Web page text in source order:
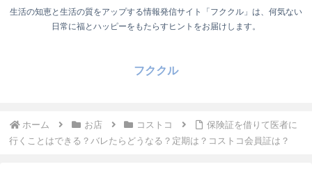
生活の知恵と生活の質をアップする情報発信サイト「フククル」は、何気ない
日常に福とハッピーをもたらすヒントをお届けします。
フククル
ホーム お店 コストコ
保険証を借りて医者に
行くことはできる？バレたらどうなる？定期は？コストコ会員証は？